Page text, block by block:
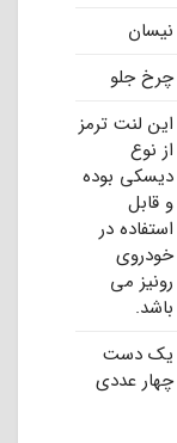
نیسان
چرخ جلو
این لنت ترمز
از نوع
دیسکی بوده
و قابل
استفاده در
خودروی
رونیز می
باشد.
یک دست
چهار عددی